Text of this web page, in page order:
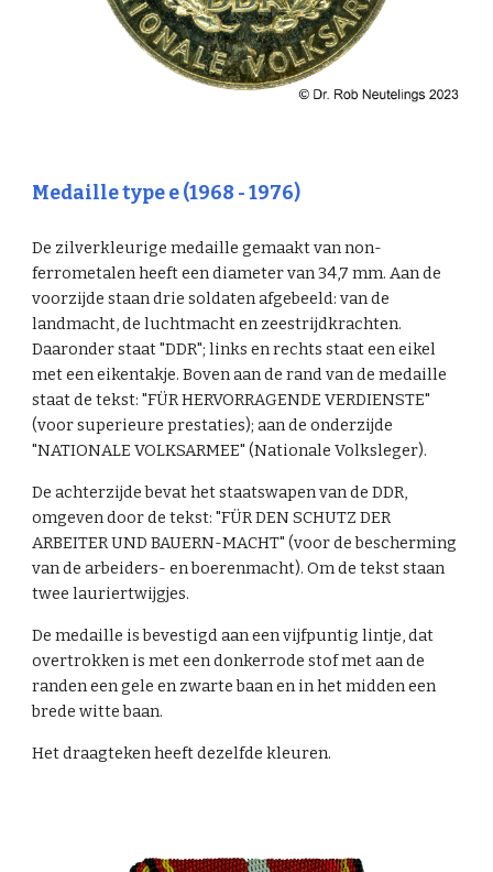
Medaille type e (1968 - 1976)
De zilverkleurige medaille gemaakt vannon-
ferrometalenheeft een diameter van 34,7 mm. Aan de
voorzijde staan drie soldaten afgebeeld: van de
landmacht, de luchtmacht en zeestrijdkrachten.
Daaronder staat "DDR"; links en rechts staat een eikel
met een eikentakje. Boven aan de rand van de medaille
staat de tekst: "FÜR HERVORRAGENDE VERDIENSTE"
(voor superieure prestaties); aan de onderzijde
"NATIONALE VOLKSARMEE" (Nationale Volksleger).
De achterzijde bevat het staatswapen van de DDR,
omgeven door de tekst: "FÜR DEN SCHUTZ DER
ARBEITER UND BAUERN-MACHT" (voor de bescherming
van de arbeiders- en boerenmacht). Om de tekst staan
twee lauriertwijgjes.
De medaille is bevestigd aan een vijfpuntig lintje, dat
overtrokken is met een donkerrode stof met aan de
randen een gele en zwarte baan en in het midden een
brede witte baan.
Het draagteken heeft dezelfde kleuren.